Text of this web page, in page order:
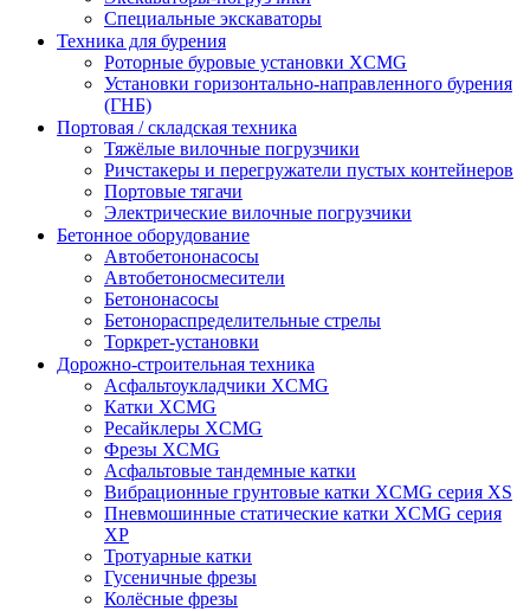
Специальные экскаваторы
Техника для бурения
Роторные буровые установки XCMG
Установки горизонтально-направленного бурения
(ГНБ)
Портовая / складская техника
Тяжёлые вилочные погрузчики
Ричстакеры и перегружатели пустых контейнеров
Портовые тягачи
Электрические вилочные погрузчики
Бетонное оборудование
Автобетононасосы
Автобетоносмесители
Бетононасосы
Бетонораспределительные стрелы
Торкрет-установки
Дорожно-строительная техника
Асфальтоукладчики XCMG
Катки XCMG
Ресайклеры XCMG
Фрезы XCMG
Асфальтовые тандемные катки
Вибрационные грунтовые катки XCMG серия XS
Пневмошинные статические катки XCMG серия
XP
Тротуарные катки
Гусеничные фрезы
Колёсные фрезы